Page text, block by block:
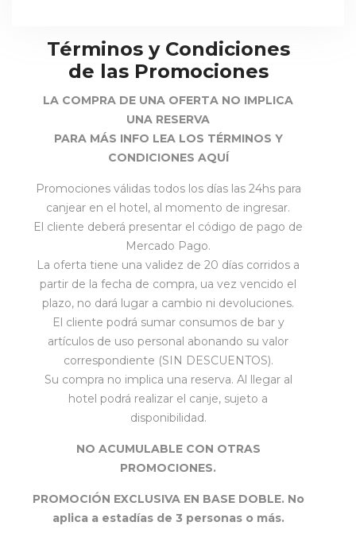
Términos y Condiciones
de las Promociones
LA COMPRA DE UNA OFERTA NO IMPLICA
UNA RESERVA
PARA MÁS INFO LEA LOS TÉRMINOS Y
CONDICIONES AQUÍ
Promociones válidas todos los días las 24hs para
canjear en el hotel, al momento de ingresar.
El cliente deberá presentar el código de pago de
Mercado Pago.
La oferta tiene una validez de 20 días corridos a
partir de la fecha de compra, ua vez vencido el
plazo, no dará lugar a cambio ni devoluciones.
El cliente podrá sumar consumos de bar y
artículos de uso personal abonando su valor
correspondiente (SIN DESCUENTOS).
Su compra no implica una reserva. Al llegar al
hotel podrá realizar el canje, sujeto a
disponibilidad.
NO ACUMULABLE CON OTRAS
PROMOCIONES.
PROMOCIÓN EXCLUSIVA EN BASE DOBLE. No
aplica a estadías de 3 personas o más.